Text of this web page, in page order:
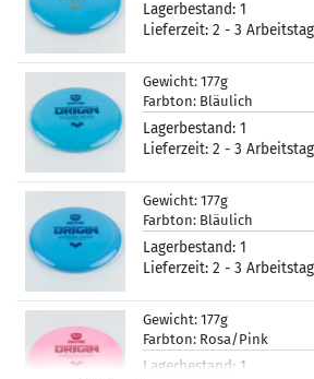
Lagerbestand: 1
Lieferzeit: 2 - 3
Gewicht: 177g
Farbton: Bläulich
Lagerbestand: 1
Lieferzeit: 2 - 3
Gewicht: 177g
Farbton: Bläulich
Lagerbestand: 1
Lieferzeit: 2 - 3
Gewicht: 177g
Farbton: Rosa/Pink
Lagerbestand: 1